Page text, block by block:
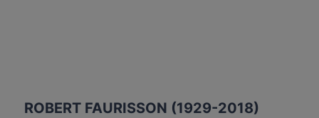
ROBERT FAURISSON (1929-2018)